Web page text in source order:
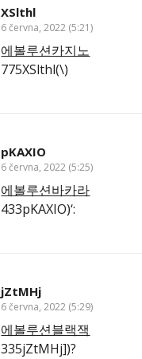
XSlthl
6 června, 2022 (5:21)
에볼루션카지노
775XSlthl(\)
pKAXIO
6 června, 2022 (5:25)
에볼루션바카라
433pKAXIO)‘:
jZtMHj
6 června, 2022 (5:29)
에볼루션블랙잭
335jZtMHj])?